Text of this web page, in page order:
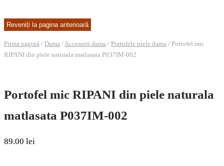
Prima pagină / Dama /Accesorii dama / Portofele piele dama /Portofel mic
RIPANI din piele naturala matlasata P037IM-002
Portofel mic RIPANI din piele naturala
matlasata P037IM-002
89.00 lei